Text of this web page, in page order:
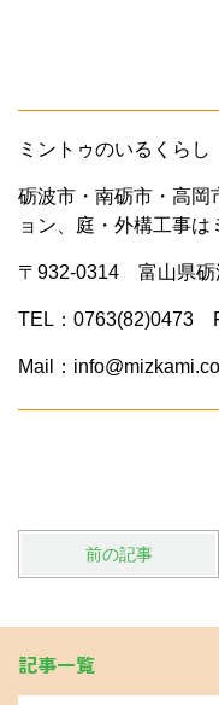
ミントゥのいるくら
砺波市・南砺市・高岡
ョン、庭・外構工事
〒932-0314 富山県砺
TEL：0763(82)0473
Mail：
前の記事
記事一覧